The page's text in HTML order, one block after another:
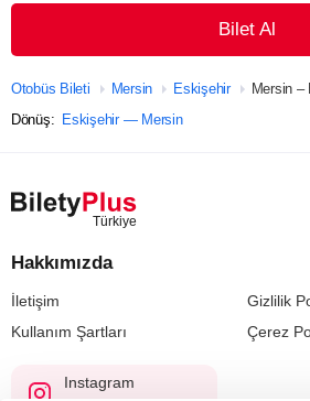
Bilet Al
Otobüs Bileti Mersin Eskişehir
Mersin –
Dönüş: Eskişehir — Mersin
Hakkımızda
İletişim
Gizlilik
Kullanım Şartları
Çerez
Instagram